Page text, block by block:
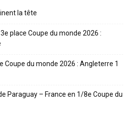
la tête
place Coupe du monde 2026 :
Coupe du monde 2026 : Angleterre 1
Paraguay – France en 1/8e Coupe du